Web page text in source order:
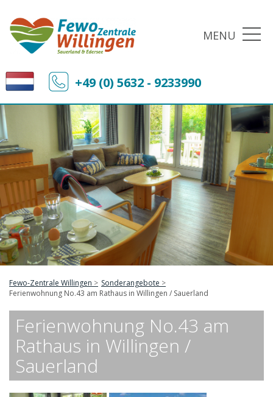
MENU
+49 (0) 5632 - 9233990
Fewo-Zentrale Willingen
Sonderangebote
Ferienwohnung No.43 am Rathaus in Willingen / Sauerland
Ferienwohnung No.43 am
Rathaus in Willingen /
Sauerland